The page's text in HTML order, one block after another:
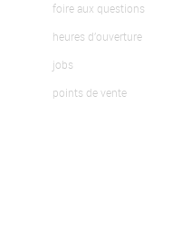
foire aux questions
heures d’ouverture
jobs
points de vente